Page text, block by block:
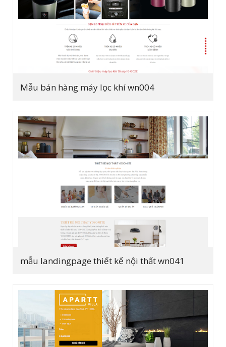
Mẫu bán hàng máy lọc khí wn004
mẫu landingpage thiết kế nội thất wn041